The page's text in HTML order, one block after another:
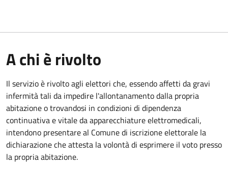
A chi è rivolto
Il servizio è rivolto agli elettori che, essendo affetti da gravi
infermità tali da impedire l'allontanamento dalla propria
abitazione o trovandosi in condizioni di dipendenza
continuativa e vitale da apparecchiature elettromedicali,
intendono presentare al Comune di iscrizione elettorale la
dichiarazione che attesta la volontà di esprimere il voto presso
la propria abitazione.